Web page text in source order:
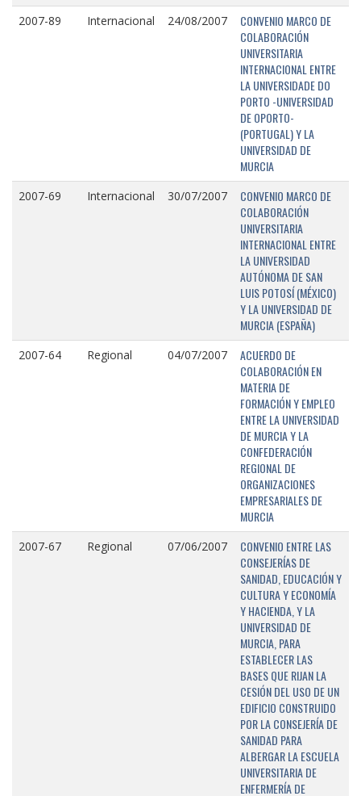
2007-89 Internacional 24/08/2007
CONVENIO MARCO DE
COLABORACIÓN
UNIVERSITARIA
INTERNACIONAL ENTRE
LA UNIVERSIDADE DO
PORTO -UNIVERSIDAD
DE OPORTO-
(PORTUGAL) Y LA
UNIVERSIDAD DE
MURCIA
2007-69 Internacional 30/07/2007
CONVENIO MARCO DE
COLABORACIÓN
UNIVERSITARIA
INTERNACIONAL ENTRE
LA UNIVERSIDAD
AUTÓNOMA DE SAN
LUIS POTOSÍ (MÉXICO)
Y LA UNIVERSIDAD DE
MURCIA (ESPAÑA)
2007-64 Regional 04/07/2007
ACUERDO DE
COLABORACIÓN EN
MATERIA DE
FORMACIÓN Y EMPLEO
ENTRE LA UNIVERSIDAD
DE MURCIA Y LA
CONFEDERACIÓN
REGIONAL DE
ORGANIZACIONES
EMPRESARIALES DE
MURCIA
2007-67 Regional 07/06/2007
CONVENIO ENTRE LAS
CONSEJERÍAS DE
SANIDAD, EDUCACIÓN Y
CULTURA Y ECONOMÍA
Y HACIENDA, Y LA
UNIVERSIDAD DE
MURCIA, PARA
ESTABLECER LAS
BASES QUE RIJAN LA
CESIÓN DEL USO DE UN
EDIFICIO CONSTRUIDO
POR LA CONSEJERÍA DE
SANIDAD PARA
ALBERGAR LA ESCUELA
UNIVERSITARIA DE
ENFERMERÍA DE